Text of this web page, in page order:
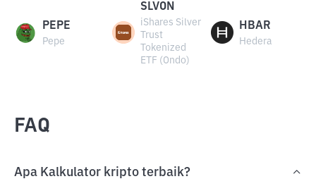
PEPE
Pepe
SLVON
iShares Silver
Trust
Tokenized
ETF (Ondo)
HBAR
Hedera
FAQ
Apa Kalkulator kripto terbaik?